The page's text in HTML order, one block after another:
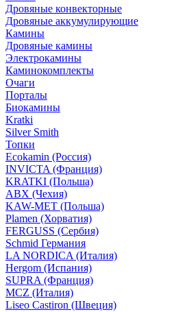
Дровяные конвекторные
Дровяные аккумулирующие
Камины
Дровяные камины
Электрокамины
Каминокомплекты
Очаги
Порталы
Биокамины
Kratki
Silver Smith
Топки
Ecokamin (Россия)
INVICTA (Франция)
KRATKI (Польша)
ABX (Чехия)
KAW-MET (Польша)
Plamen (Хорватия)
FERGUSS (Сербия)
Schmid Германия
LA NORDICA (Италия)
Hergom (Испания)
SUPRA (Франция)
MCZ (Италия)
Liseo Castiron (Швеция)